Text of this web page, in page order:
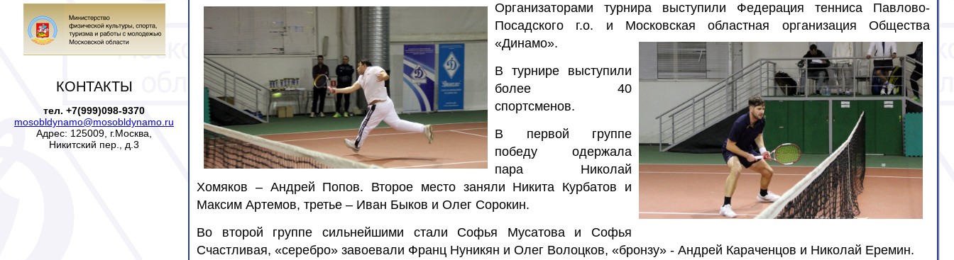
КОНТАКТЫ
тел. +7(999)098-9370
mosobldynamo@mosobldynamo.ru
Адрес: 125009, г.Москва,
Никитский пер., д.3
Организаторами турнира выступили Федерация тенниса Павлово-
Посадского г.о. и Московская областная организация Общества
«Динамо».
В турнире выступили
более 40
спортсменов.
В первой группе
победу одержала
пара Николай
Хомяков – Андрей Попов. Второе место заняли Никита Курбатов и
Максим Артемов, третье – Иван Быков и Олег Сорокин.
Во второй группе сильнейшими стали Софья Мусатова и Софья
Счастливая, «серебро» завоевали Франц Нуникян и Олег Волоцков, «бронзу» - Андрей Караченцов и Николай Еремин.